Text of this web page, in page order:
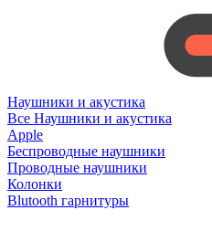
Наушники и акустика
Все Наушники и акустика
Apple
Беспроводные наушники
Проводные наушники
Колонки
Blutooth гарнитуры